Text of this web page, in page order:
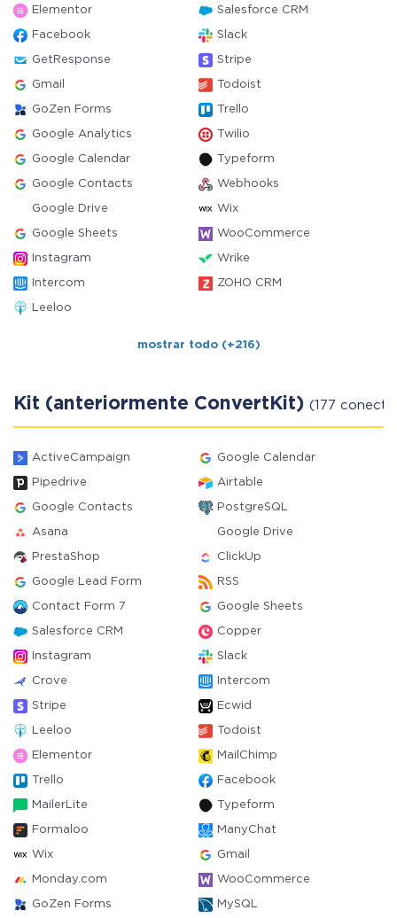
Elementor Salesforce CRM
Facebook Slack
GetResponse Stripe
Gmail Todoist
GoZen Forms Trello
Google Analytics Twilio
Google Calendar Typeform
Google Contacts Webhooks
Google Drive Wix
Google Sheets WooCommerce
Instagram Wrike
Intercom ZOHO CRM
Leeloo
mostrar todo (+216)
Kit (anteriormente ConvertKit) (177
ActiveCampaign Google Calendar
Pipedrive Airtable
Google Contacts PostgreSQL
Asana Google Drive
PrestaShop ClickUp
Google Lead Form RSS
Contact Form 7 Google Sheets
Salesforce CRM Copper
Instagram Slack
Crove Intercom
Stripe Ecwid
Leeloo Todoist
Elementor MailChimp
Trello Facebook
MailerLite Typeform
Formaloo ManyChat
Wix Gmail
Monday.com WooCommerce
GoZen Forms MySQL